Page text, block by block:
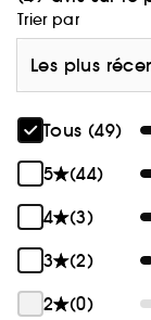
Trier par
Les plus
Tous (49)
5
(44)
4
(3)
3
(2)
2
(0)